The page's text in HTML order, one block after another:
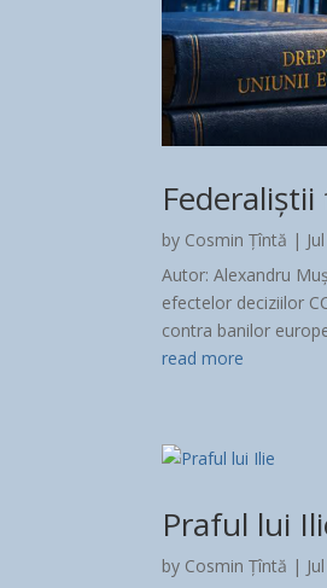
by Cosmin Țîntă |
Autor: Alexandru
efectelor deciziilor
contra banilor
read more
Praful lui
by Cosmin Țîntă |